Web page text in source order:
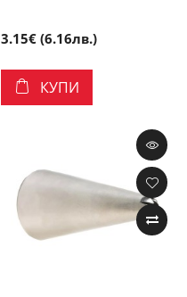
3.15€ (6.16лв.)
КУПИ